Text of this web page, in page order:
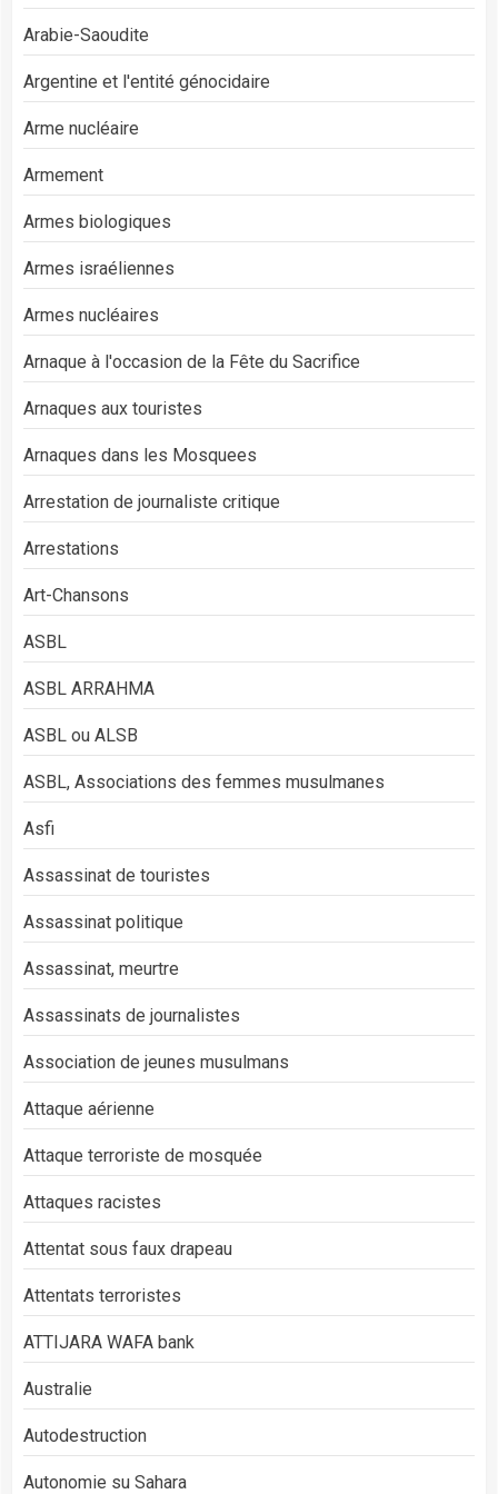
Arabie-Saoudite
Argentine et l'entité génocidaire
Arme nucléaire
Armement
Armes biologiques
Armes israéliennes
Armes nucléaires
Arnaque à l'occasion de la Fête du Sacrifice
Arnaques aux touristes
Arnaques dans les Mosquees
Arrestation de journaliste critique
Arrestations
Art-Chansons
ASBL
ASBL ARRAHMA
ASBL ou ALSB
ASBL, Associations des femmes musulmanes
Asfi
Assassinat de touristes
Assassinat politique
Assassinat, meurtre
Assassinats de journalistes
Association de jeunes musulmans
Attaque aérienne
Attaque terroriste de mosquée
Attaques racistes
Attentat sous faux drapeau
Attentats terroristes
ATTIJARA WAFA bank
Australie
Autodestruction
Autonomie su Sahara